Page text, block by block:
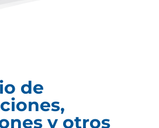
de
y otros